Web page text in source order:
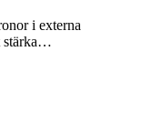
i externa
stärka…